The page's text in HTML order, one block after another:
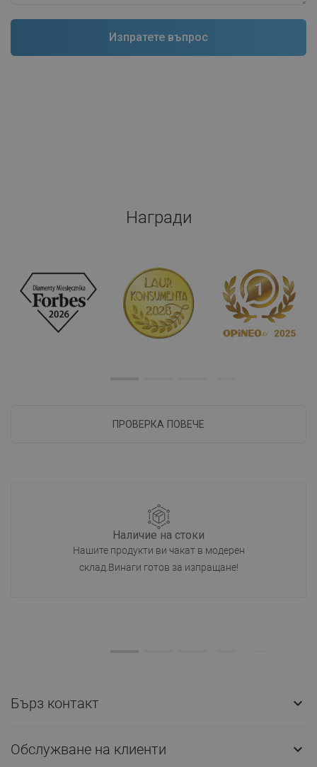
Награди
ПРОВЕРКА ПОВЕЧЕ
Наличие на стоки
Нашите продукти ви чакат в модерен
склад.Винаги готов за изпращане!
Бърз контакт 
Обслужване на клиенти 